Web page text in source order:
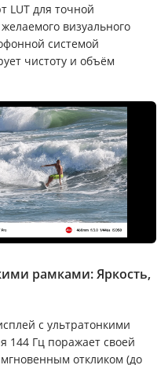
LUT для точной
визуального
системой
чистоту и объём
рамками: Яркость,
с ультратонкими
144 Гц поражает своей
откликом (до